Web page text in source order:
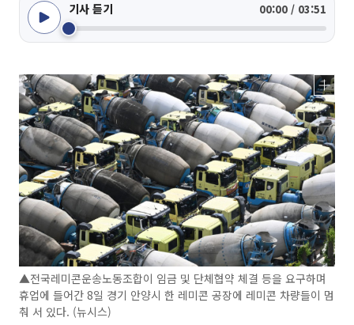
기사 듣기 00:00 / 03:51
▲전국레미콘운송노동조합이 임금 및 단체협약 체결 등을 요구하며
휴업에 들어간 8일 경기 안양시 한 레미콘 공장에 레미콘 차량들이 멈
춰 서 있다. (뉴시스)